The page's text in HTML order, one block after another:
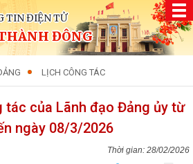
TIN ĐIỆN TỬ
ĐÔNG
LỊCH CÔNG TÁC
tác của Lãnh đạo Đảng ủy từ
ngày 08/3/2026
28/02/2026